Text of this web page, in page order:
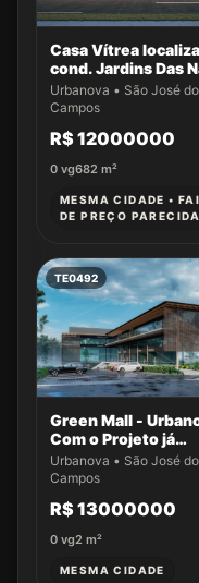
Casa Vítrea
cond. Jardins Das
Maldivas lote 17 QD
Stemmi - Ativos
Urbanova • São José
Campos
R$ 12000000
0 vg682 m²
MESMA CIDADE •
DE PREÇO PARECIDA
TE0492
Green Mall -
Com o Projeto já
aprovado
Urbanova • São José
Campos
R$ 13000000
0 vg2 m²
MESMA CIDADE